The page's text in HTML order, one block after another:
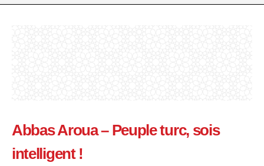
Abbas Aroua – Peuple turc, sois
intelligent !